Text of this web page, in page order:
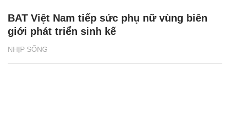
NHỊP SỐNG
BAT Việt Nam tiếp sức phụ nữ vùng biên
giới phát triển sinh kế